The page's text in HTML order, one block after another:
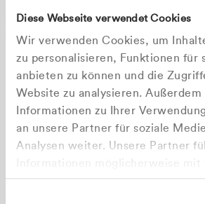
Diese Webseite verwendet Cookies
Wir verwenden Cookies, um
zu personalisieren, Funktionen für
anbieten zu können und die
Website zu analysieren.
Informationen zu Ihrer
an unsere Partner für soziale
Analysen weiter. Unsere Partner
zusammen, die Sie ihnen
Apilash Balanesan